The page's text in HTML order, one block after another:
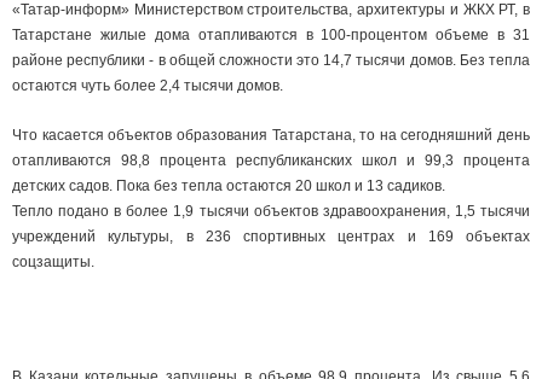
«Татар-информ» Министерством строительства, архитектуры и ЖКХ РТ, в
Татарстане жилые дома отапливаются в 100-процентом объеме в 31
районе республики - в общей сложности это 14,7 тысячи домов. Без тепла
остаются чуть более 2,4 тысячи домов.
Что касается объектов образования Татарстана, то на сегодняшний день
отапливаются 98,8 процента республиканских школ и 99,3 процента
детских садов. Пока без тепла остаются 20 школ и 13 садиков.
Тепло подано в более 1,9 тысячи объектов здравоохранения, 1,5 тысячи
учреждений культуры, в 236 спортивных центрах и 169 объектах
соцзащиты.